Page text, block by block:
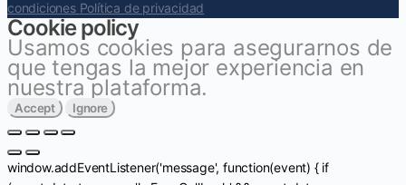
condiciones Política de privacidad
Cookie policy
Usamos cookies para asegurarnos de
que tengas la mejor experiencia en
nuestra plataforma.
Accept Ignore
window.addEventListener('message', function(event) { if